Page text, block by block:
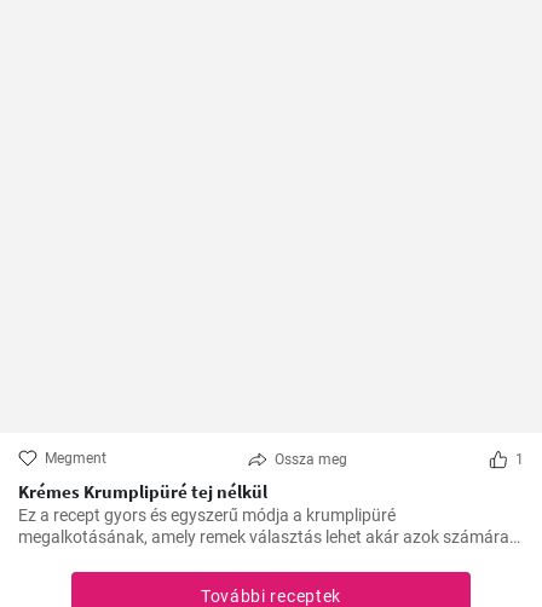
Megment Ossza meg 1
Krémes Krumplipüré tej nélkül
Ez a recept gyors és egyszerű módja a krumplipüré
megalkotásának, amely remek választás lehet akár azok számára
asztalra való felhelyezésre csupán 30 perc alatt kerül sor.
További receptek